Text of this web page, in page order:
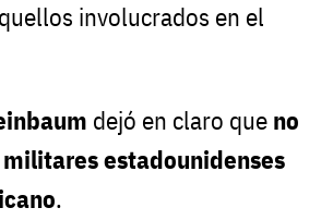
involucrados en el
dejó en claro que no
estadounidenses
.